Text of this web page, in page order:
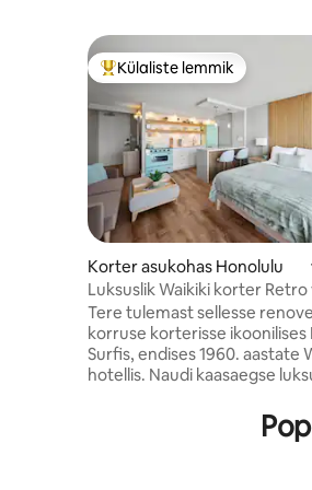
Külaliste suur lemmik
Külaliste lemmik
Korter asukohas Honolulu
Luksuslik Waikiki korter Retro
TASUTA PARKIMISEGA
Tere tulemast sellesse
korruse korterisse ikoonilises
Surfis, endises 1960. aastate
hotellis. Naudi kaasaegse
ookeanivaadet, TASUTA
parkimist, ülikiire 1-gigabiti